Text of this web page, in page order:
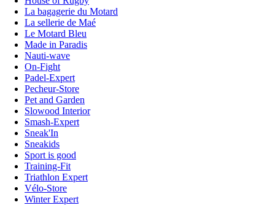
La bagagerie du Motard
La sellerie de Maé
Le Motard Bleu
Made in Paradis
Nauti-wave
On-Fight
Padel-Expert
Pecheur-Store
Pet and Garden
Slowood Interior
Smash-Expert
Sneak'In
Sneakids
Sport is good
Training-Fit
Triathlon Expert
Vélo-Store
Winter Expert